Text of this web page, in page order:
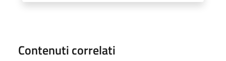
Contenuti correlati